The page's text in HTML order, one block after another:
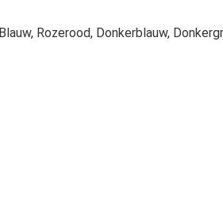
Rozerood, Donkerblauw,